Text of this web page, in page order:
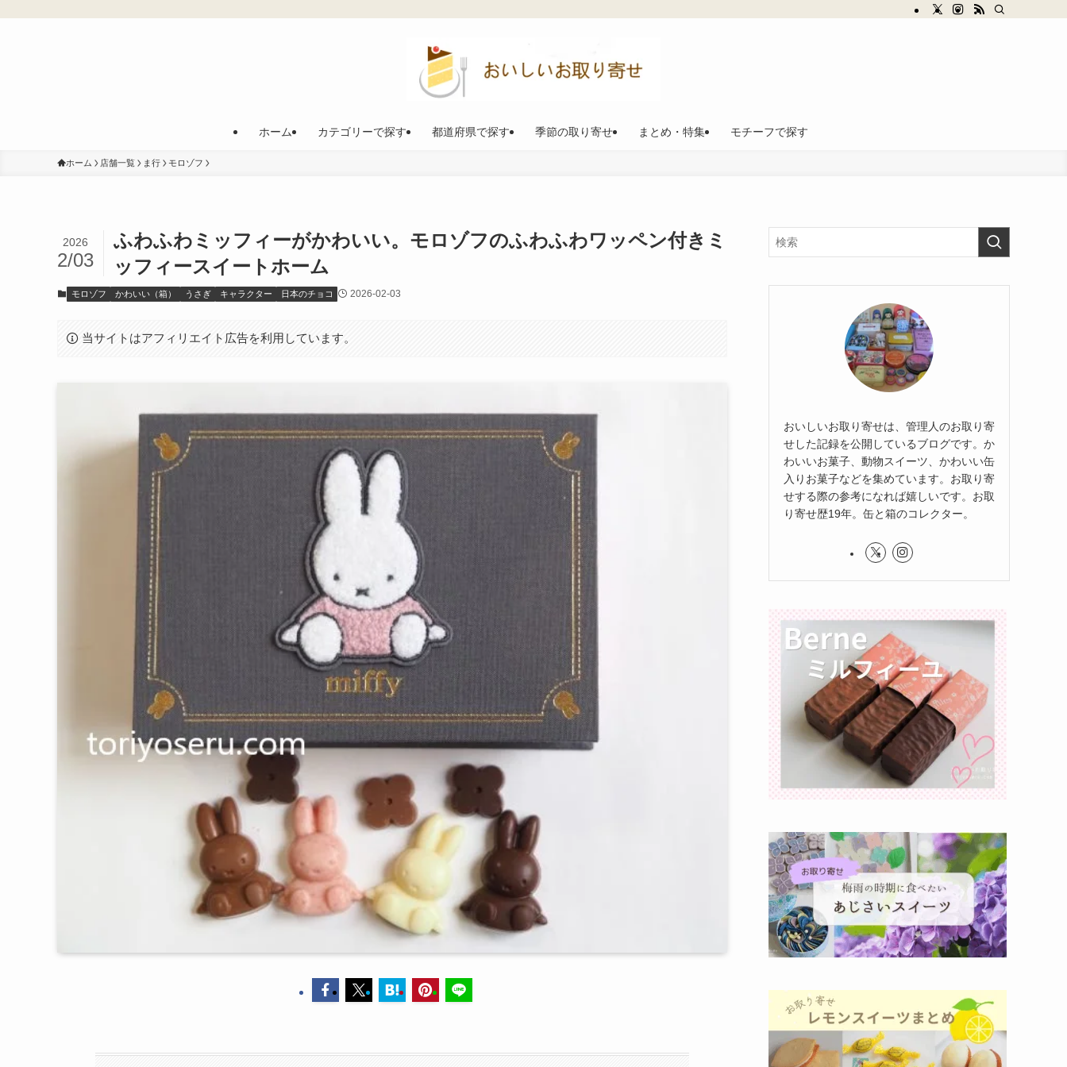
ホーム カテゴリーで探す 都道府県で探す 季節の取り寄せ まとめ・特集 モチーフで探す
ホーム 店舗一覧 ま行 モロゾフ
ふわふわミッフィーがかわいい。モロゾフのふわふわワッペン付きミ
ッフィースイートホーム
2026
2/03
モロゾフ かわいい（箱） うさぎ キャラクター 日本のチョコ 2026-02-03
当サイトはアフィリエイト広告を利用しています。
おいしいお取り寄せは、管理人のお取り寄
せした記録を公開しているブログです。か
わいいお菓子、動物スイーツ、かわいい缶
入りお菓子などを集めています。お取り寄
せする際の参考になれば嬉しいです。お取
り寄せ歴19年。缶と箱のコレクター。